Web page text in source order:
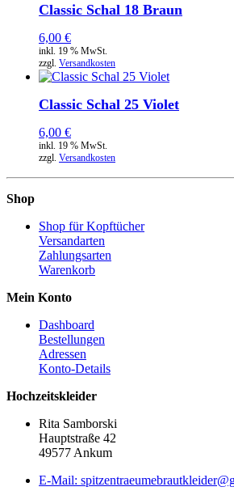
Classic Schal 18 Braun
6,00 €
inkl. 19 % MwSt.
zzgl. Versandkosten
Classic Schal 25 Violet
6,00 €
inkl. 19 % MwSt.
zzgl. Versandkosten
Shop
Shop für Kopftücher
Versandarten
Zahlungsarten
Warenkorb
Mein Konto
Dashboard
Bestellungen
Adressen
Konto-Details
Hochzeitskleider
Rita Samborski
Hauptstraße 42
49577 Ankum
E-Mail: